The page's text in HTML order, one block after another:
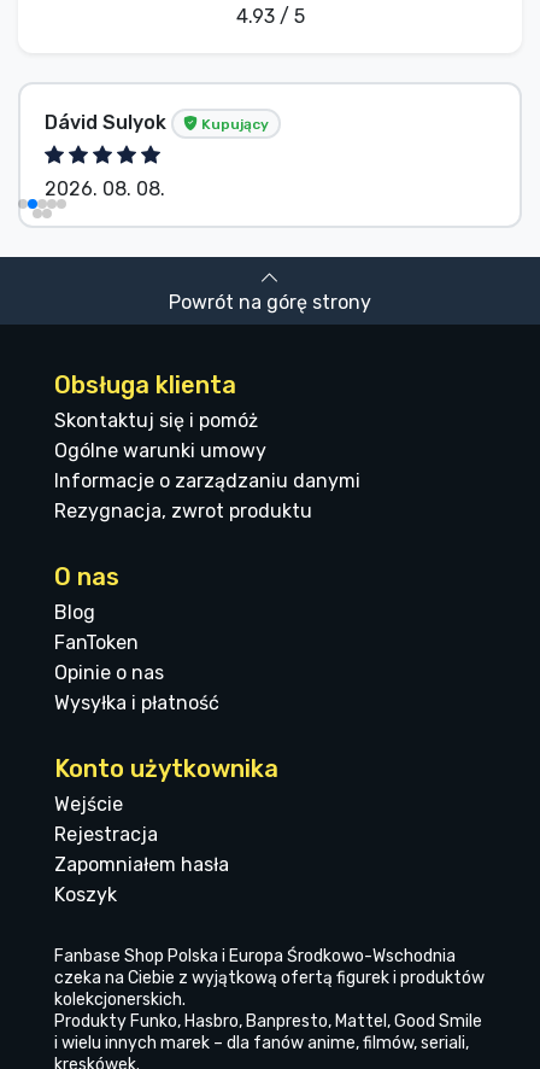
4.93 / 5
Dávid Sulyok Kupujący
2026. 08. 08.
Powrót na górę strony
Obsługa klienta
Skontaktuj się i pomóż
Ogólne warunki umowy
Informacje o zarządzaniu danymi
Rezygnacja, zwrot produktu
O nas
Blog
FanToken
Opinie o nas
Wysyłka i płatność
Konto użytkownika
Wejście
Rejestracja
Zapomniałem hasła
Koszyk
Fanbase Shop Polska i Europa Środkowo-Wschodnia
czeka na Ciebie z wyjątkową ofertą figurek i produktów
kolekcjonerskich.
Produkty Funko, Hasbro, Banpresto, Mattel, Good Smile
i wielu innych marek – dla fanów anime, filmów, seriali,
kreskówek.